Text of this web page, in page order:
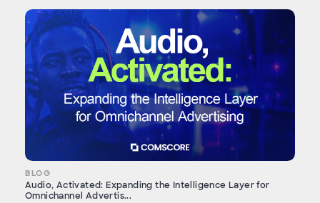
BLOG
Audio, Activated: Expanding the Intelligence Layer for
Omnichannel Advertis...